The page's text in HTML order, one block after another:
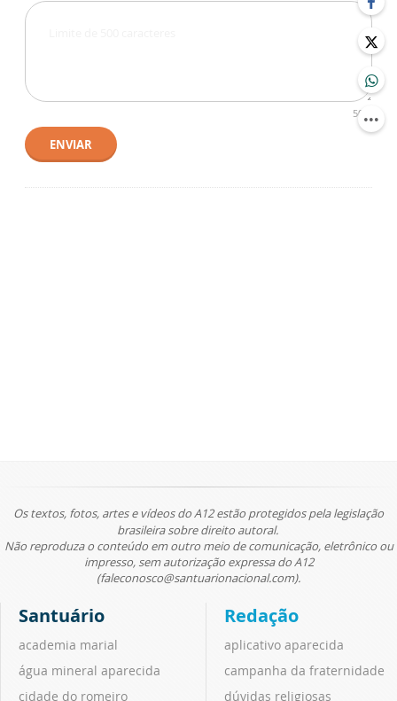
500
ENVIAR
Os textos, fotos, artes e vídeos do A12 estão protegidos pela legislação
brasileira sobre direito autoral.
Não reproduza o conteúdo em outro meio de comunicação, eletrônico ou
impresso, sem autorização expressa do A12
(faleconosco@santuarionacional.com).
Santuário
academia marial
água mineral aparecida
cidade do romeiro
Redação
aplicativo aparecida
campanha da fraternidade
dúvidas religiosas